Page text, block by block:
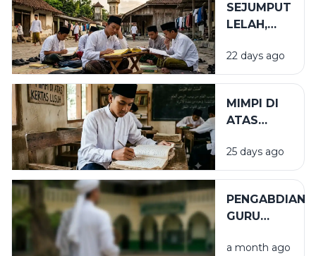
SEJUMPUT
LELAH,
BARAKAH
22 days ago
MIMPI DI
ATAS
LUSUH
25 days ago
PENGABDIAN
GURU
a month ago